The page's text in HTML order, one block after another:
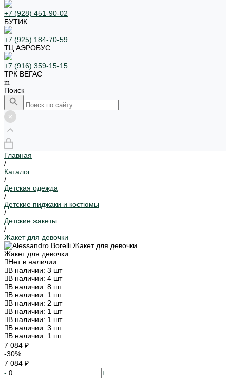
+7 (928) 451-90-02
БУТИК
+7 (925) 184-70-59
ТЦ АЭРОБУС
+7 (916) 359-15-15
ТРК ВЕГАС
Поиск
Главная
/
Каталог
/
Детская одежда
/
Детские пиджаки и костюмы
/
Детские жакеты
/
Жакет для девочки
Жакет для девочки
Нет в наличии
В наличии: 3 шт
В наличии: 4 шт
В наличии: 8 шт
В наличии: 1 шт
В наличии: 2 шт
В наличии: 1 шт
В наличии: 1 шт
В наличии: 3 шт
В наличии: 1 шт
7 084 ₽
-30%
7 084 ₽
-
+